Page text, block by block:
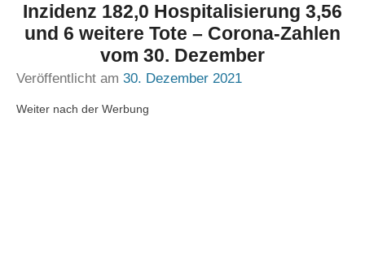
Inzidenz 182,0 Hospitalisierung 3,56
und 6 weitere Tote – Corona-Zahlen
vom 30. Dezember
Veröffentlicht am 30. Dezember 2021
Weiter nach der Werbung